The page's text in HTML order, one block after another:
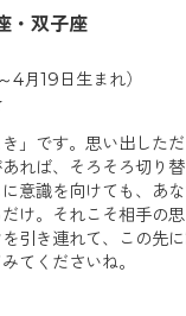
・双子座
4月19日生まれ）
」です。思い出した
れば、そろそろ切り
意識を向けても、あ
け。それこそ相手の
引き連れて、この先
てくださいね。